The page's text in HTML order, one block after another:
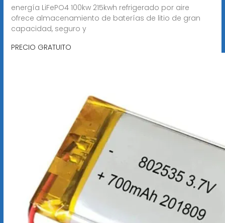
energía LiFePO4 100kw 215kwh refrigerado por aire
ofrece almacenamiento de baterías de litio de gran
capacidad, seguro y
PRECIO GRATUITO